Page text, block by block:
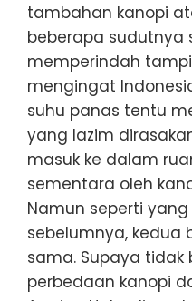
tambahan kanopi
beberapa sudutnya
memperindah
mengingat
suhu panas tentu
yang lazim
masuk ke dalam
sementara oleh
Namun seperti
sebelumnya, kedua
sama. Supaya tidak
perbedaan kanopi